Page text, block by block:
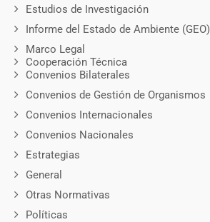
Estudios de Investigación
Informe del Estado de Ambiente (GEO)
Marco Legal
Cooperación Técnica
Convenios Bilaterales
Convenios de Gestión de Organismos
Convenios Internacionales
Convenios Nacionales
Estrategias
General
Otras Normativas
Políticas